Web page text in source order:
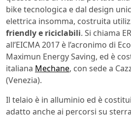
bike tecnologica e dal design
elettrica insomma, costruita
friendly e riciclabili. Si chiama
all’EICMA 2017 è l’acronimo di
Maximun Energy Saving, ed è
italiana Mechane, con sede a
(Venezia).
Il telaio è in alluminio ed è
adatto anche ai percorsi su